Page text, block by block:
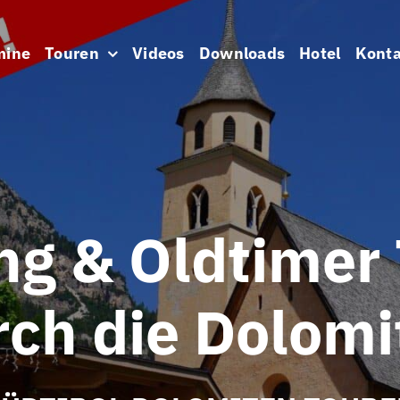
Touren Videos Downloads Hotel
& Oldtimer
die